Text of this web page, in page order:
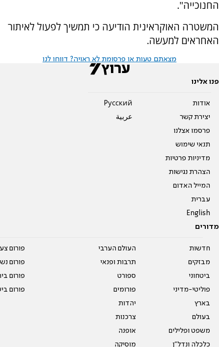
החנוכייה".
המשטרה האוקראינית הודיעה כי תמשיך לפעול לאיתור
האחראים למעשה.
מצאתם טעות או פרסומת לא ראויה? דווחו לנו
פנו אלינו
אודות
יצירת קשר
פרסמו אצלנו
תנאי שימוש
מדיניות פרטיות
הצהרת נגישות
המייל האדום
עברית
English
Pусский
عربية
מדורים
חדשות
מבזקים
ביטחוני
פוליטי-מדיני
בארץ
בעולם
משפט ופלילים
כלכלה ונדל"ן
העולם הערבי
תרבות ופנאי
ספורט
פורומים
יהדות
צרכנות
אופנה
מוסיקה
פורום
פורום
פורום
פורום